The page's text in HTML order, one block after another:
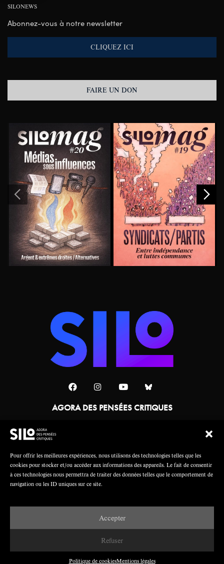
Pour offrir les meilleures expériences, nous utilisons des technologies telles que les
cookies pour stocker et/ou accéder aux informations des appareils. Le fait de consentir
à ces technologies nous permettra de traiter des données telles que le comportement de
navigation ou les ID uniques sur ce site.
Accepter
Refuser
Politique de cookiesMentions légales
SILONEWS
Abonnez-vous à notre newsletter
CLIQUEZ ICI
FAIRE UN DON
AGORA DES PENSÉES CRITIQUES